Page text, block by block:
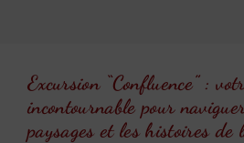
Excursion “Confluence” :
incontournable pour
paysages et les histoires de